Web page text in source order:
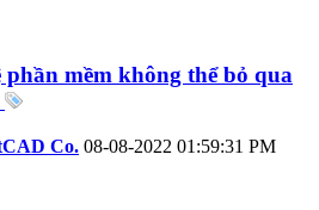
phần mềm không thể bỏ qua
Co. 08-08-2022 01:59:31 PM